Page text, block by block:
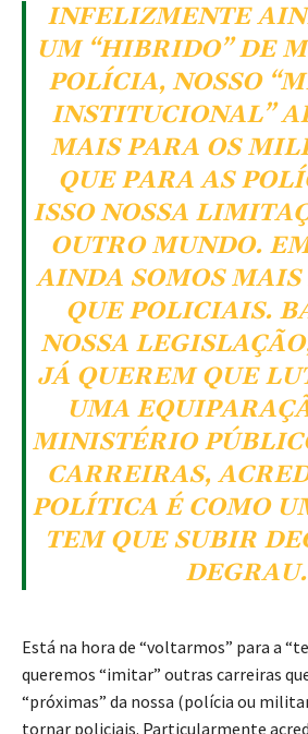
INFELIZMENTE
UM “HIBRIDO” DE
POLÍCIA, NOSSO
INSTITUCIONAL”
MAIS PARA OS
QUE PARA AS
ISSO NOSSA
OUTRO MUNDO.
AINDA SOMOS
QUE POLICIAIS.
NOSSA
JÁ QUEREM QUE
UMA
MINISTÉRIO
CARREIRAS,
POLÍTICA É COMO
TEM QUE SUBIR
DEGRAU.
Está na hora de “voltarmos” para a
queremos “imitar” outras carreiras
“próximas” da nossa (polícia ou
tornar policiais. Particularmente